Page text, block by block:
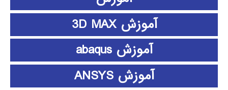
آموزش 3D MAX
آموزش abaqus
آموزش ANSYS